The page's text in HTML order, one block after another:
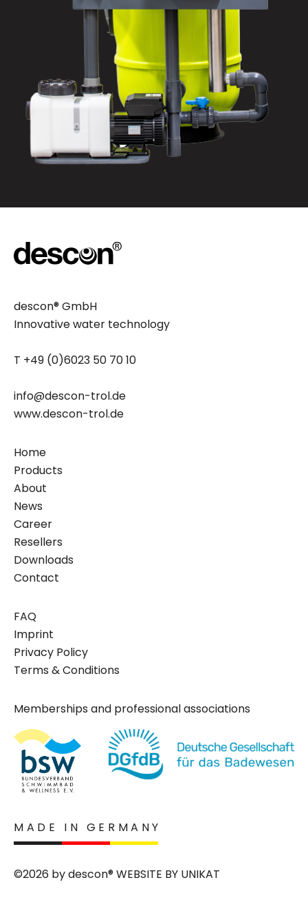
descon® GmbH
Innovative water technology
T +49 (0)6023 50 70 10
info@descon-trol.de
www.descon-trol.de
Home
Products
About
News
Career
Resellers
Downloads
Contact
FAQ
Imprint
Privacy Policy
Terms & Conditions
Memberships and professional associations
MADE IN GERMANY
©2026 by descon® WEBSITE BY UNIKAT